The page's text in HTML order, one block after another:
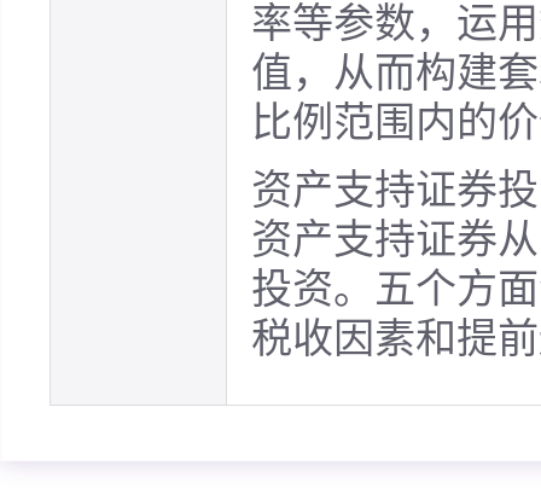
率等参数，运
值，从而构建
比例范围内的
资产支持证券
资产支持证券
投资。五个方
税收因素和提